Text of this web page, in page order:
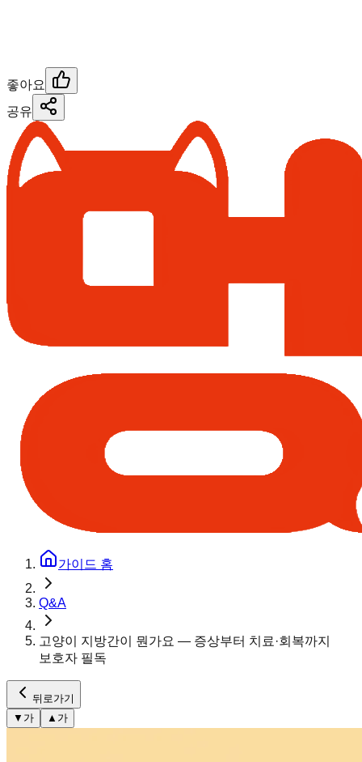
좋아요
공유
가이드 홈
Q&A
고양이 지방간이 뭔가요 — 증상부터 치료·회복까지
보호자 필독
뒤로가기
▼ 가 ▲ 가